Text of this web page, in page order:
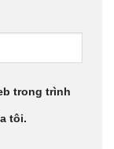
trong trình
tôi.